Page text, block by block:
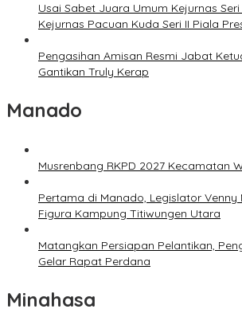
Usai Sabet Juara Umum Kejurnas Seri
Kejurnas Pacuan Kuda Seri II Piala
Pengasihan Amisan Resmi Jabat
Gantikan Truly Kerap
Manado
Musrenbang RKPD 2027 Kecamatan
Pertama di Manado, Legislator Venny
Figura Kampung Titiwungen Utara
Matangkan Persiapan Pelantikan,
Gelar Rapat Perdana
Minahasa